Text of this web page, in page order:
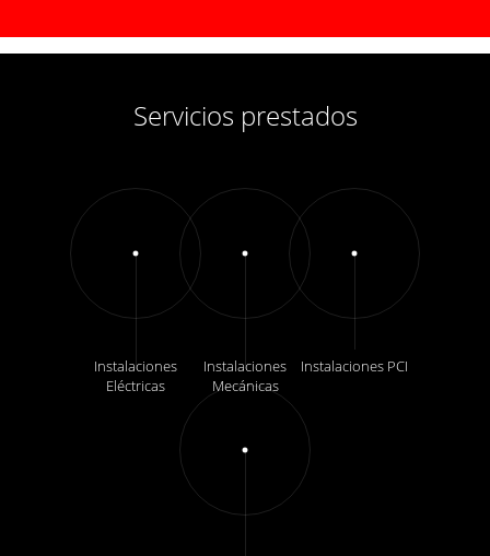
Servicios prestados
Instalaciones
Eléctricas
Instalaciones
Mecánicas
Instalaciones PCI